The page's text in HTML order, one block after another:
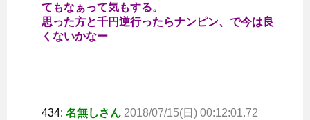
てもなぁって気もする。
思った方と千円逆行ったらナンピン、で今は良
くないかなー
434: 名無しさん 2018/07/15(日) 00:12:01.72